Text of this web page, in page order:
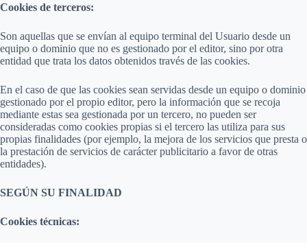
Cookies de terceros:
Son aquellas que se envían al equipo terminal del Usuario desde un
equipo o dominio que no es gestionado por el editor, sino por otra
entidad que trata los datos obtenidos través de las cookies.
En el caso de que las cookies sean servidas desde un equipo o dominio
gestionado por el propio editor, pero la información que se recoja
mediante estas sea gestionada por un tercero, no pueden ser
consideradas como cookies propias si el tercero las utiliza para sus
propias finalidades (por ejemplo, la mejora de los servicios que presta o
la prestación de servicios de carácter publicitario a favor de otras
entidades).
SEGÚN SU FINALIDAD
Cookies técnicas: